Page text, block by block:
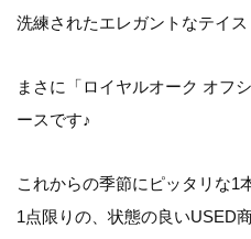
洗練されたエレガントなテイス
まさに「ロイヤルオーク オフ
ースです♪
これからの季節にピッタリな1
1点限りの、状態の良いUSED商